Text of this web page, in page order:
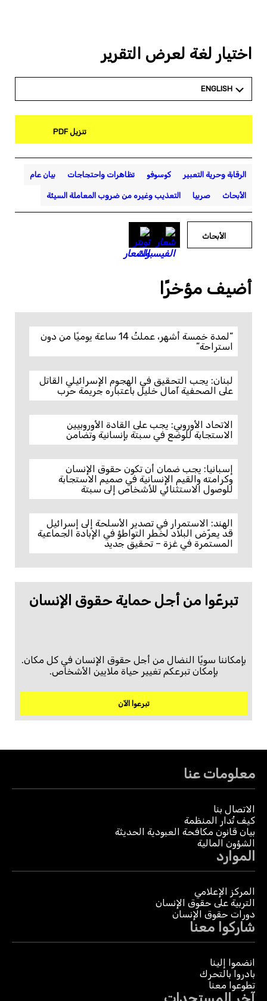
اختيار لغة لعرض التقرير
ENGLISH
تنزيل PDF
الرقابة وحرية التعبير كوسوفو تظاهرات واحتجاجات بيان عام
الأبحاث صربيا التعذيب وغيره من ضروب المعاملة السيئة
الأبحاث
أضيف مؤخرًا
“لمدة خمسة أشهر، عملتُ 14 ساعة يوميًا من دون
استراحة”
لبنان: يجب التحقيق في الهجوم الإسرائيلي القاتل
على الصحفية آمال خليل باعتباره جريمة حرب
الاتحاد الأوروبي: يجب على القادة الأوروبيين
الاستجابة للوضع في سبتة بإنسانية وتضامن
إسبانيا: يجب ضمان أن تكون حقوق الإنسان
وكرامته والقيم الإنسانية في صميم الاستجابة
للوصول الاستثنائي للأشخاص إلى سبتة
الهند: الاستمرار في تصدير الأسلحة إلى إسرائيل
قد يعرّض البلاد لخطر التواطؤ في الإبادة الجماعية
المستمرة في غزة – تحقيق جديد
تبرعّوا من أجل حماية حقوق الإنسان
بإمكاننا سويًا النضال من أجل حقوق الإنسان في كل مكان.
بإمكان تبرعكم تغيير حياة ملايين الأشخاص.
تبرعوا الآن
معلومات عنا
الاتصال بنا
كيف تُدار المنظمة
بيان قانون مكافحة العبودية الحديثة
الشؤون المالية
الموارد
المركز الإعلامي
التربية على حقوق الإنسان
دورات حقوق الإنسان
شاركوا معنا
انضموا إلينا
بادروا بالتحرك
تطوعوا معنا